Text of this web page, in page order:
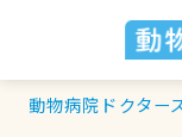
動物病院ドクター